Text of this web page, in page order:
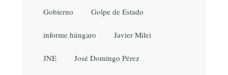
Gobierno Golpe de Estado
informe húngaro Javier Milei
JNE José Domingo Pérez